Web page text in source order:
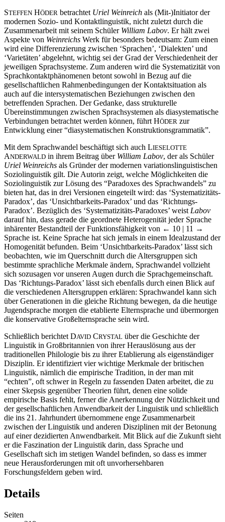
STEFFEN HÖDER betrachtet Uriel Weinreich als (Mit-)Initiator der
modernen Sozio- und Kontaktlinguistik, nicht zuletzt durch die
Zusammenarbeit mit seinem Schüler William Labov. Er hält zwei
Aspekte von Weinreichs Werk für besonders bedeutsam: Zum einen
wird eine Differenzierung zwischen ‘Sprachen’, ‘Dialekten’ und
‘Varietäten’ abgelehnt, wichtig sei der Grad der Verschiedenheit der
jeweiligen Sprachsysteme. Zum anderen wird die Systematizität von
Sprachkontaktphänomenen betont sowohl in Bezug auf die
gesellschaftlichen Rahmenbedingungen der Kontaktsituation als
auch auf die intersystematischen Beziehungen zwischen den
betreffenden Sprachen. Der Gedanke, dass strukturelle
Übereinstimmungen zwischen Sprachsystemen als diasystematische
Verbindungen betrachtet werden können, führt HÖDER zur
Entwicklung einer “diasystematischen Konstruktionsgrammatik”.
Mit dem Sprachwandel beschäftigt sich auch LIESELOTTE
ANDERWALD in ihrem Beitrag über William Labov, der als Schüler
Uriel Weinreichs als Gründer der modernen variationslinguistischen
Soziolinguistik gilt. Die Autorin zeigt, welche Möglichkeiten die
Soziolinguistik zur Lösung des “Paradoxes des Sprachwandels” zu
bieten hat, das in drei Versionen eingeteilt wird: das ‘Systematizitäts-
Paradox’, das ‘Unsichtbarkeits-Paradox’ und das ‘Richtungs-
Paradox’. Bezüglich des ‘Systematizitäts-Paradoxes’ weist Labov
darauf hin, dass gerade die geordnete Heterogenität jeder Sprache
inhärenter Bestandteil der Funktionsfähigkeit von ← 10 | 11 →
Sprache ist. Keine Sprache hat sich jemals in einem Idealzustand der
Homogenität befunden. Beim ‘Unsichtbarkeits-Paradox’ lässt sich
beobachten, wie im Querschnitt durch die Altersgruppen sich
bestimmte sprachliche Merkmale ändern, Sprachwandel vollzieht
sich sozusagen vor unseren Augen durch die Sprachgemeinschaft.
Das ‘Richtungs-Paradox’ lässt sich ebenfalls durch einen Blick auf
die verschiedenen Altersgruppen erklären: Sprachwandel kann sich
über Generationen in die gleiche Richtung bewegen, da die heutige
Jugendsprache morgen die etablierte Elternsprache und übermorgen
die konservative Großelternsprache sein wird.
Schließlich berichtet DAVID CRYSTAL über die Geschichte der
Linguistik in Großbritannien von ihrer Herauslösung aus der
traditionellen Philologie bis zu ihrer Etablierung als eigenständiger
Disziplin. Er identifiziert vier wichtige Merkmale der britischen
Linguistik, nämlich die empirische Tradition, in der man mit
“echten”, oft schwer in Regeln zu fassenden Daten arbeitet, die zu
einer Skepsis gegenüber Theorien führt, denen eine solide
empirische Basis fehlt, ferner die Anerkennung der Nützlichkeit und
der gesellschaftlichen Anwendbarkeit der Linguistik und schließlich
die ins 21. Jahrhundert übernommene enge Zusammenarbeit
zwischen der Linguistik und anderen Disziplinen mit der Betonung
auf einer dezidierten Anwendbarkeit. Mit Blick auf die Zukunft sieht
er die Faszination der Linguistik darin, dass Sprache und
Gesellschaft sich im stetigen Wandel befinden, so dass es immer
neue Herausforderungen mit oft unvorhersehbaren
Forschungsfeldern geben wird.
Details
Seiten